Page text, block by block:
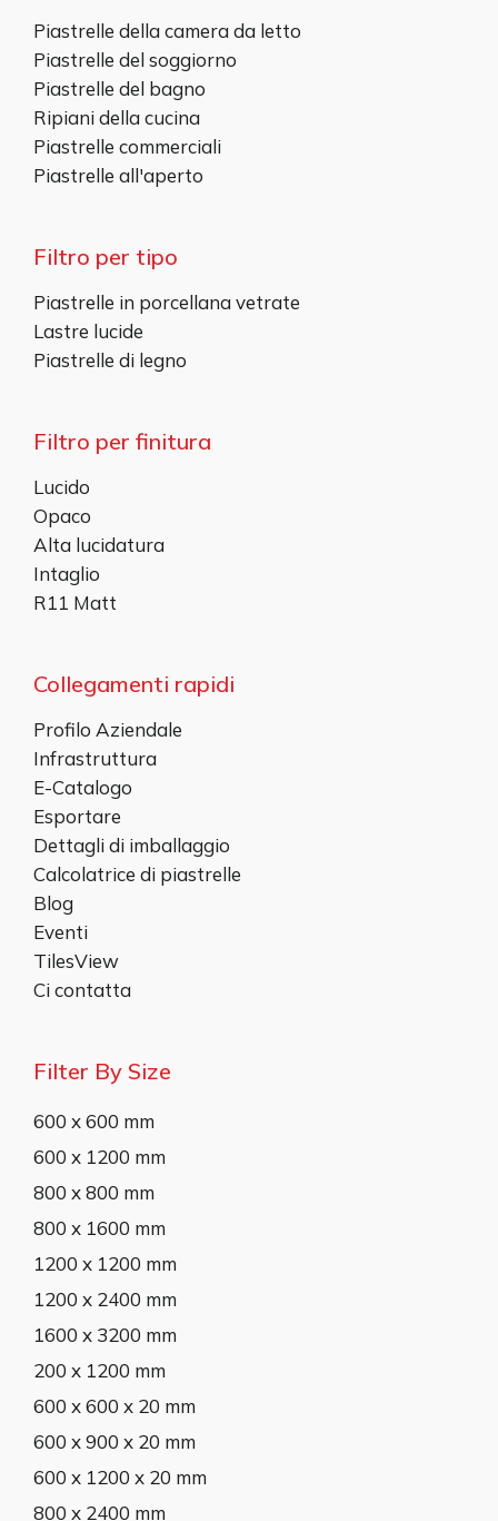
Piastrelle della camera da letto
Piastrelle del soggiorno
Piastrelle del bagno
Ripiani della cucina
Piastrelle commerciali
Piastrelle all'aperto
Filtro per tipo
Piastrelle in porcellana vetrate
Lastre lucide
Piastrelle di legno
Filtro per finitura
Lucido
Opaco
Alta lucidatura
Intaglio
R11 Matt
Collegamenti rapidi
Profilo Aziendale
Infrastruttura
E-Catalogo
Esportare
Dettagli di imballaggio
Calcolatrice di piastrelle
Blog
Eventi
TilesView
Ci contatta
Filter By Size
600 x 600 mm
600 x 1200 mm
800 x 800 mm
800 x 1600 mm
1200 x 1200 mm
1200 x 2400 mm
1600 x 3200 mm
200 x 1200 mm
600 x 600 x 20 mm
600 x 900 x 20 mm
600 x 1200 x 20 mm
800 x 2400 mm